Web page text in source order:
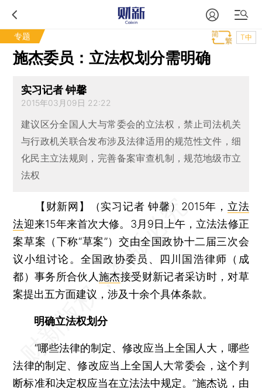
专题 T中
施杰委员：立法权划分需明确
实习记者 钟馨
2015年03月09日 22:22
建议区分全国人大与常委会的立法权，禁止司法机关
与行政机关联合发布涉及法律适用的规范性文件，细
化民主立法规则，完善备案审查机制，规范地级市立
法权
【财新网】（实习记者 钟馨） 2015年， 立法
法迎来15年来首次大修。3月9日上午，立法法修正
案草案（下称“草案”）交由全国政协十二届三次会
议小组讨论。全国政协委员、四川国浩律师（成
都）事务所合伙人施杰接受财新记者采访时，对草
案提出五方面建议，涉及十余个具体条款。
明确立法权划分
“哪些法律的制定、修改应当上全国人大，哪些
法律的制定、修改应当上全国人大常委会，这个判
断标准和决定权应当在立法法中规定。”施杰说，由